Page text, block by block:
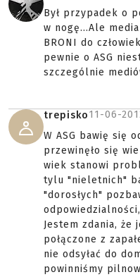
Był przypadek o
w nogę...Ale
BRONI do
pewnie o ASG
szczególnie
trepisko11-06-
W ASG bawię się
przewinęło się
wiek stanowi
tylu "nieletnich"
"dorosłych"
Jestem zdania, że
połączone z
nie odsyłać do
powinniśmy